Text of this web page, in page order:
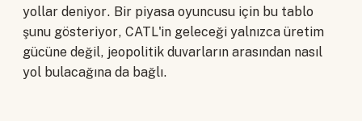
yollar deniyor. Bir piyasa oyuncusu için bu tablo
şunu gösteriyor, CATL'in geleceği yalnızca üretim
gücüne değil, jeopolitik duvarların arasından nasıl
yol bulacağına da bağlı.